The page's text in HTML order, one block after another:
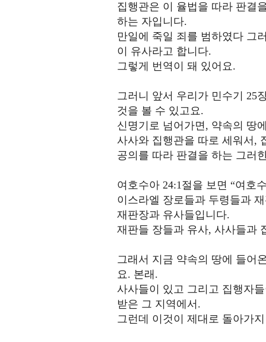
집행관은 이 율법을 따라 판결
하는 자입니다.
만일에 죽일 죄를 범하였다 그
이 유사라고 합니다.
그렇게 번역이 돼 있어요.
그러니 앞서 우리가 민수기 25
것을 볼 수 있고요.
신명기로 넘어가면, 약속의 땅
사사와 집행관을 따로 세워서,
공의를 따라 판결을 하는 그러
여호수아 24:1절을 보면 “여호
이스라엘 장로들과 두령들과
재판장과 유사들입니다.
재판들 장들과 유사, 사사들과
그래서 지금 약속의 땅에 들어
요. 본래.
사사들이 있고 그리고 집행자
받은 그 지역에서.
그런데 이것이 제대로 돌아가